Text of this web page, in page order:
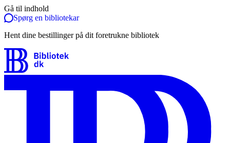
Gå til indhold
Spørg en bibliotekar
Hent dine bestillinger på dit foretrukne bibliotek